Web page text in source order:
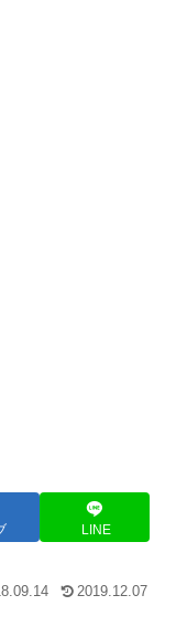
LINE
2019.12.07